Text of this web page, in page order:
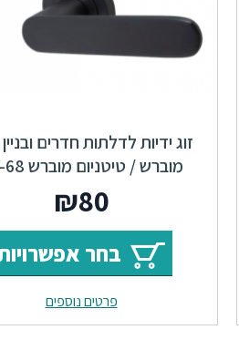
זוג ידיות לדלתות חדרים
מוברש / טיטניום מוברש FR-68
₪80
בחר
פרטים נוספים